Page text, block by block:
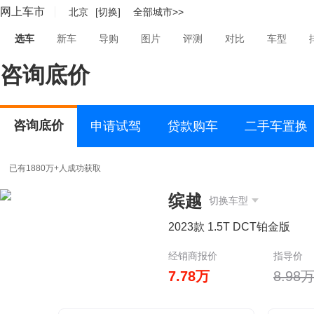
网上车市 北京 [切换] 全部城市>>
选车 新车 导购 图片 评测 对比 车型
咨询底价
咨询底价 申请试驾 贷款购车 二手车置换
已有1880万+人成功获取
缤越 切换车型
2023款 1.5T DCT铂金版
经销商报价 指导价
7.78万 8.98万